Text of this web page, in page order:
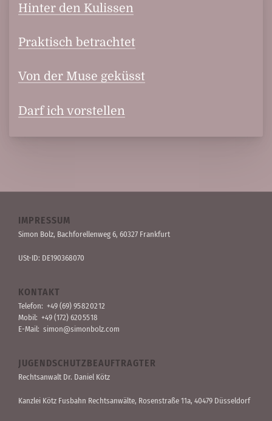
Hinter den Kulissen
Praktisch betrachtet
Von der Muse geküsst
Darf ich vorstellen
IMPRESSUM
Simon Bolz, Bachforellen­weg 6, 60327 Frankfurt
USt-ID: DE190368070
KONTAKT
Telefon: +49 (69) 95 82 02 12
Mobil: +49 (172) 620 55 18
E-Mail: simon@simonbolz.com
JUGENDSCHUTZBEAUFTRAGTER
Rechts­anwalt Dr. Daniel Kötz
Kanzlei Kötz Fusbahn Rechts­anwälte, Rosen­straße 11a, 40479 Düssel­dorf